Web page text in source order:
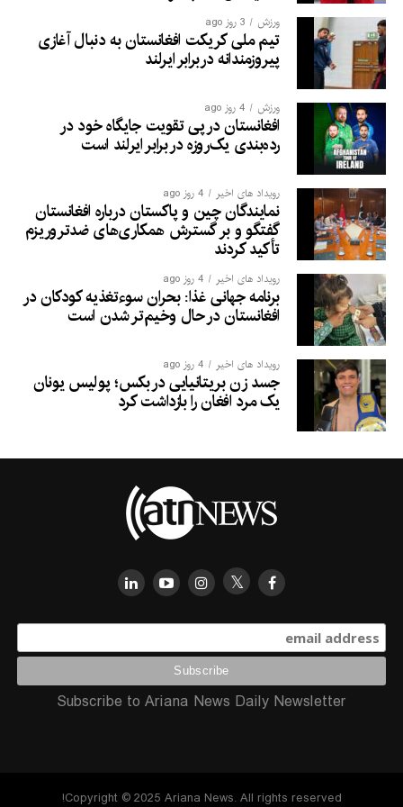
ورزش 3 روز ago
تیم ملی کریکت افغانستان به دنبال آغازی
پیروزمندانه دربرابر ایرلند
ورزش 4 روز ago
افغانستان در پی تقویت جایگاه خود در
رده‌بندی یک‌روزه در برابر ایرلند است
رویداد های اخیر 4 روز ago
نمایندگان چین و پاکستان درباره افغانستان
گفتگو و بر گسترش همکاری‌های ضدتروریزم
تأکید کردند
رویداد های اخیر 4 روز ago
برنامه جهانی غذا: بحران سوءتغذیه کودکان در
افغانستان در حال وخیم‌تر شدن است
رویداد های اخیر 4 روز ago
جسد زن بریتانیایی در بکس؛ پولیس یونان
یک مرد افغان را بازداشت کرد
Subscribe to Ariana News Daily Newsletter
Copyright © 2025 Ariana News. All rights reserved!